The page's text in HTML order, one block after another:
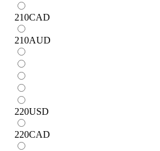
210CAD
210AUD
220USD
220CAD